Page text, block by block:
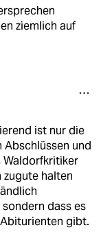
ziemlich auf
ist nur die
und
Waldorfkritiker
zugute halten
dass es
gibt.